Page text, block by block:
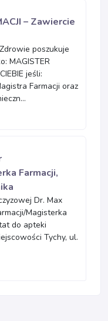
– Zawiercie
poszukuje
MAGISTER
jeśli:
Farmacji oraz
Farmacji,
Dr. Max
Magisterka
do apteki
Tychy, ul.